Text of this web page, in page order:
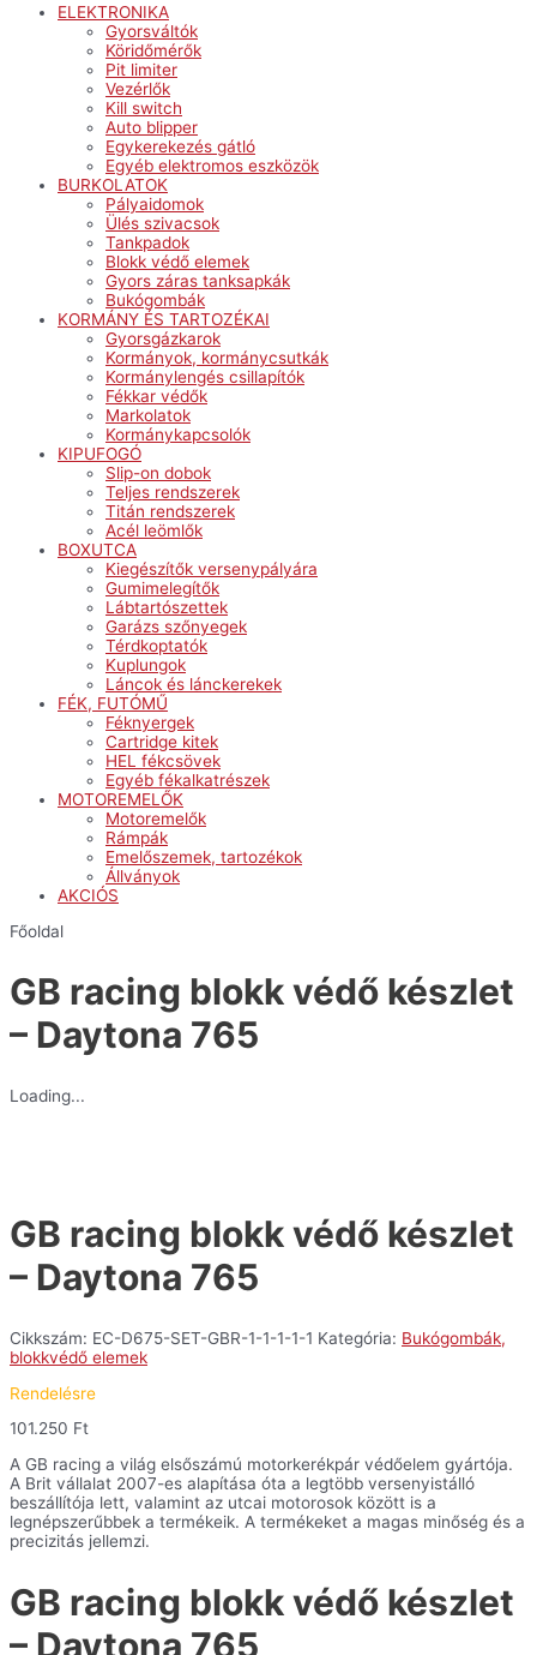
ELEKTRONIKA
Gyorsváltók
Köridőmérők
Pit limiter
Vezérlők
Kill switch
Auto blipper
Egykerekezés gátló
Egyéb elektromos eszközök
BURKOLATOK
Pályaidomok
Ülés szivacsok
Tankpadok
Blokk védő elemek
Gyors záras tanksapkák
Bukógombák
KORMÁNY ÉS TARTOZÉKAI
Gyorsgázkarok
Kormányok, kormánycsutkák
Kormánylengés csillapítók
Fékkar védők
Markolatok
Kormánykapcsolók
KIPUFOGÓ
Slip-on dobok
Teljes rendszerek
Titán rendszerek
Acél leömlők
BOXUTCA
Kiegészítők versenypályára
Gumimelegítők
Lábtartószettek
Garázs szőnyegek
Térdkoptatók
Kuplungok
Láncok és lánckerekek
FÉK, FUTÓMŰ
Féknyergek
Cartridge kitek
HEL fékcsövek
Egyéb fékalkatrészek
MOTOREMELŐK
Motoremelők
Rámpák
Emelőszemek, tartozékok
Állványok
AKCIÓS
Főoldal
GB racing blokk védő készlet
– Daytona 765
Loading...
GB racing blokk védő készlet
– Daytona 765
Cikkszám: EC-D675-SET-GBR-1-1-1-1-1 Kategória: Bukógombák,
blokkvédő elemek
Rendelésre
101.250 Ft
A GB racing a világ elsőszámú motorkerékpár védőelem gyártója.
A Brit vállalat 2007-es alapítása óta a legtöbb versenyistálló
beszállítója lett, valamint az utcai motorosok között is a
legnépszerűbbek a termékeik. A termékeket a magas minőség és a
precizitás jellemzi.
GB racing blokk védő készlet
– Daytona 765